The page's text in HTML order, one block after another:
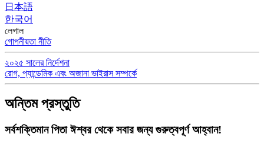
日本語
한국어
লেগাল
গোপনীয়তা নীতি
২০২৫ সালের নির্দেশনা
রোগ, প্যান্ডেমিক এবং অজানা ভাইরাস সম্পর্কে
অন্তিম প্রস্তুতি
সর্বশক্তিমান পিতা ঈশ্বর থেকে সবার জন্য গুরুত্বপূর্ণ আহ্বান!